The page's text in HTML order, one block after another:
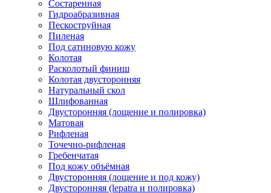
Состаренная
Гидроабразивная
Пескоструйная
Пиленая
Под сатиновую кожу
Колотая
Расколотый финиш
Колотая двусторонняя
Натуральный скол
Шлифованная
Двусторонняя (лощение и полировка)
Матовая
Рифленая
Точечно-рифленая
Гребенчатая
Под кожу объёмная
Двусторонняя (лощение и под кожу)
Двусторонняя (lepatra и полировка)